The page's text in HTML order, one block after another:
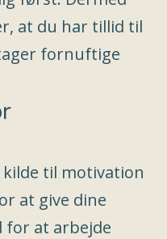
at du har tillid til
fornuftige
til motivation
at give dine
for at arbejde